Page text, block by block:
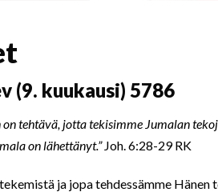
(9. kuukausi) 5786
tehtävä, jotta tekisimme Jumalan
on lähettänyt.”Joh. 6:28-29 RK
ja jopa tehdessämme